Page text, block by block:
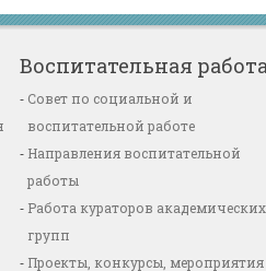
Воспитательная
Совет по социальной и
воспитательной работе
Направления воспитательной
работы
Работа кураторов академических
групп
Проекты, конкурсы, мероприятия